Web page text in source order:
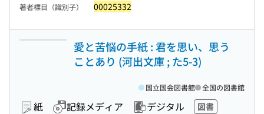
著者標目（識別子） 00025332
愛と苦悩の手紙 : 君を思い、思う
ことあり (河出文庫 ; た5-3)
紙 記録メディア デジタル
図書
国立国会図書館 全国の図書館